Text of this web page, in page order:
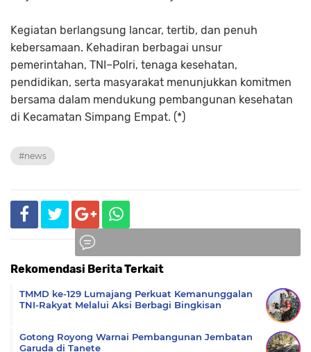
Kegiatan berlangsung lancar, tertib, dan penuh
kebersamaan. Kehadiran berbagai unsur
pemerintahan, TNI–Polri, tenaga kesehatan,
pendidikan, serta masyarakat menunjukkan komitmen
bersama dalam mendukung pembangunan kesehatan
di Kecamatan Simpang Empat. (*)
#news
Rekomendasi Berita Terkait
TMMD ke-129 Lumajang Perkuat Kemanunggalan
TNI-Rakyat Melalui Aksi Berbagi Bingkisan
Gotong Royong Warnai Pembangunan Jembatan
Garuda di Tanete